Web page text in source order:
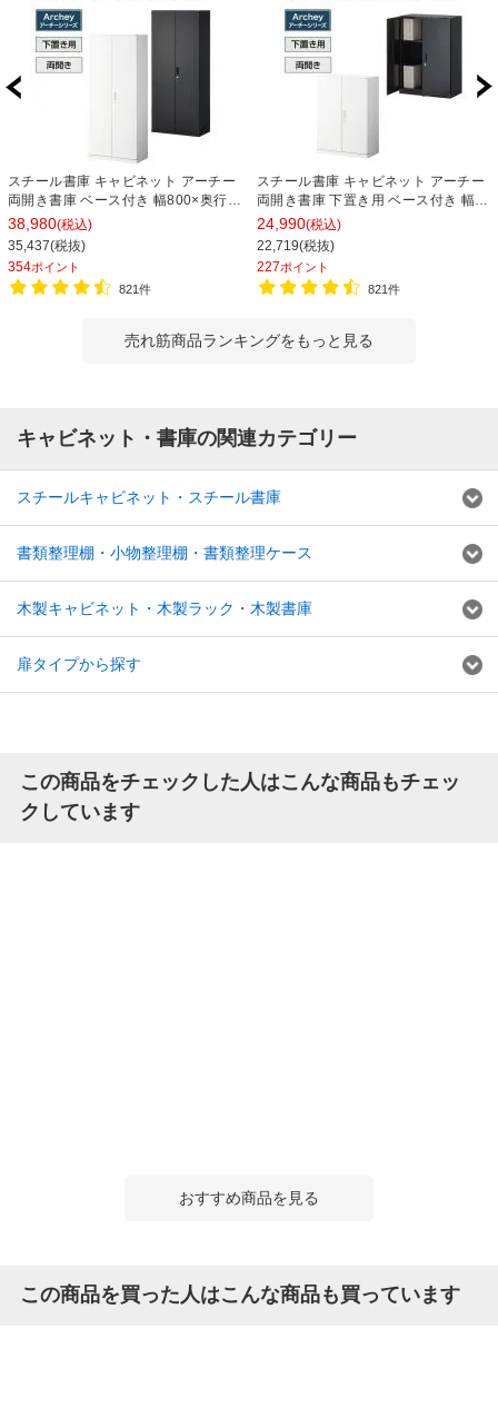
スチール書庫 キャビネット アーチー
両開き書庫 ベース付き 幅800×奥行
400×高さ1850mm
38,980(税込)
35,437(税抜)
354ポイント
821件
スチール書庫 キャビネット アーチー
両開き書庫 下置き用 ベース付き 幅
800×奥行400×高さ1100mm
24,990(税込)
22,719(税抜)
227ポイント
821件
売れ筋商品ランキングをもっと見る
キャビネット・書庫の関連カテゴリー
スチールキャビネット・スチール書庫
書類整理棚・小物整理棚・書類整理ケース
木製キャビネット・木製ラック・木製書庫
扉タイプから探す
この商品をチェックした人はこんな商品もチェッ
クしています
おすすめ商品を見る
この商品を買った人はこんな商品も買っています